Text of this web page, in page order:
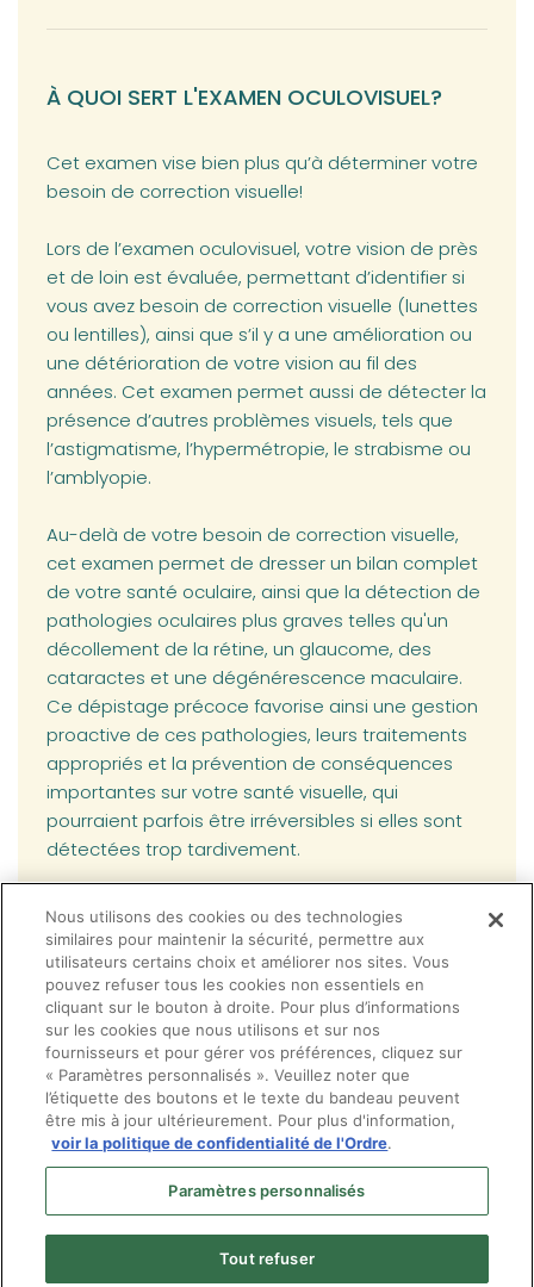
À QUOI SERT L'EXAMEN OCULOVISUEL?
Cet examen vise bien plus qu’à déterminer votre
besoin de correction visuelle!
Lors de l’examen oculovisuel, votre vision de près
et de loin est évaluée, permettant d’identifier si
vous avez besoin de correction visuelle (lunettes
ou lentilles), ainsi que s’il y a une amélioration ou
une détérioration de votre vision au fil des
années. Cet examen permet aussi de détecter la
présence d’autres problèmes visuels, tels que
l’astigmatisme, l’hypermétropie, le strabisme ou
l’amblyopie.
Au-delà de votre besoin de correction visuelle,
cet examen permet de dresser un bilan complet
de votre santé oculaire, ainsi que la détection de
pathologies oculaires plus graves telles qu'un
décollement de la rétine, un glaucome, des
cataractes et une dégénérescence maculaire.
Ce dépistage précoce favorise ainsi une gestion
proactive de ces pathologies, leurs traitements
appropriés et la prévention de conséquences
importantes sur votre santé visuelle, qui
pourraient parfois être irréversibles si elles sont
détectées trop tardivement.
De là l’importance de procéder périodiquement
à un examen de la vue afin d'effectuer un bilan
complet de votre santé oculaire, et ce, que vous
en ressentiez le besoin ou non.
Nous utilisons des cookies ou des technologies
similaires pour maintenir la sécurité, permettre aux
utilisateurs certains choix et améliorer nos sites. Vous
pouvez refuser tous les cookies non essentiels en
cliquant sur le bouton à droite. Pour plus d’informations
sur les cookies que nous utilisons et sur nos
fournisseurs et pour gérer vos préférences, cliquez sur
« Paramètres personnalisés ». Veuillez noter que
l’étiquette des boutons et le texte du bandeau peuvent
être mis à jour ultérieurement. Pour plus d'information,
voir la politique de confidentialité de l'Ordre.
Paramètres personnalisés
Tout refuser